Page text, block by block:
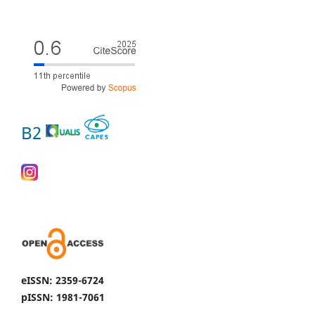
B2
eISSN: 2359-6724
pISSN: 1981-7061